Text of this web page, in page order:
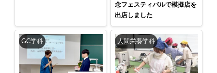
念フェスティバルで模擬店を
出店しました
GC学科 人間栄養学科